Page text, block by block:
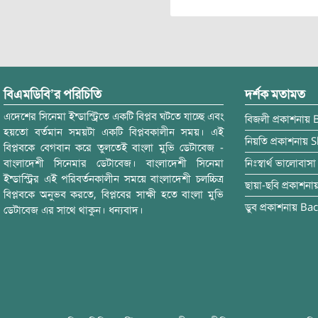
বিএমডিবি’র পরিচিতি
এদেশের সিনেমা ইন্ডাস্ট্রিতে একটি বিপ্লব ঘটতে যাচ্ছে এবং
হয়তো বর্তমান সময়টা একটি বিপ্লবকালীন সময়। এই
বিপ্লবকে বেগবান করে তুলতেই বাংলা মুভি ডেটাবেজ -
বাংলাদেশী সিনেমার ডেটাবেজ। বাংলাদেশী সিনেমা
ইন্ডাস্ট্রির এই পরিবর্তনকালীন সময়ে বাংলাদেশী চলচ্চিত্র
বিপ্লবকে অনুভব করতে, বিপ্লবের সাক্ষী হতে বাংলা মুভি
ডেটাবেজ এর সাথে থাকুন। ধন্যবাদ।
দর্শক মতামত
বিজলী প্রকাশনায়
নিয়তি প্রকাশনায়
নিঃস্বার্থ ভালোবাসা
ছায়া-ছবি
ডুব প্রকাশনায়